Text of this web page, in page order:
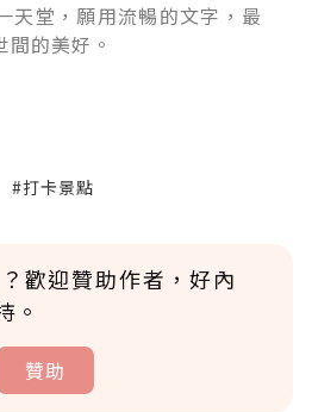
天堂，願用流暢的文字，最
的美好。
#打卡景點
歡迎贊助作者，好內
。
贊助